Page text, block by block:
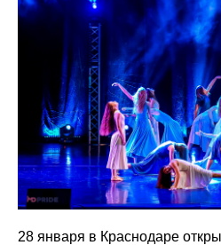
28 января в Краснодаре